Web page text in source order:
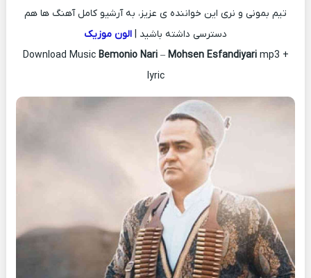
تیم بمونی و نری این خواننده ی عزیز، به آرشیو کامل آهنگ ها هم
دسترسی داشته باشید | الون موزیک
Download Music Bemonio Nari– Mohsen Esfandiyarimp3 +
lyric